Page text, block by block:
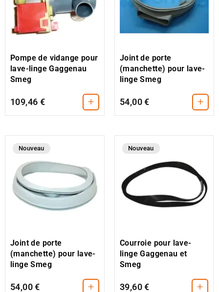
Pompe de vidange pour
lave-linge Gaggenau
Smeg
109,46 € +
Joint de porte
(manchette) pour lave-
linge Smeg
54,00 € +
Nouveau
Joint de porte
(manchette) pour lave-
linge Smeg
54,00 € +
Nouveau
Courroie pour lave-
linge Gaggenau et
Smeg
39,60 € +